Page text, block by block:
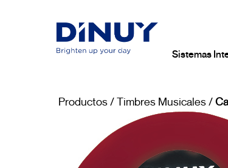
Sistemas
Productos/Timbres Musicales/